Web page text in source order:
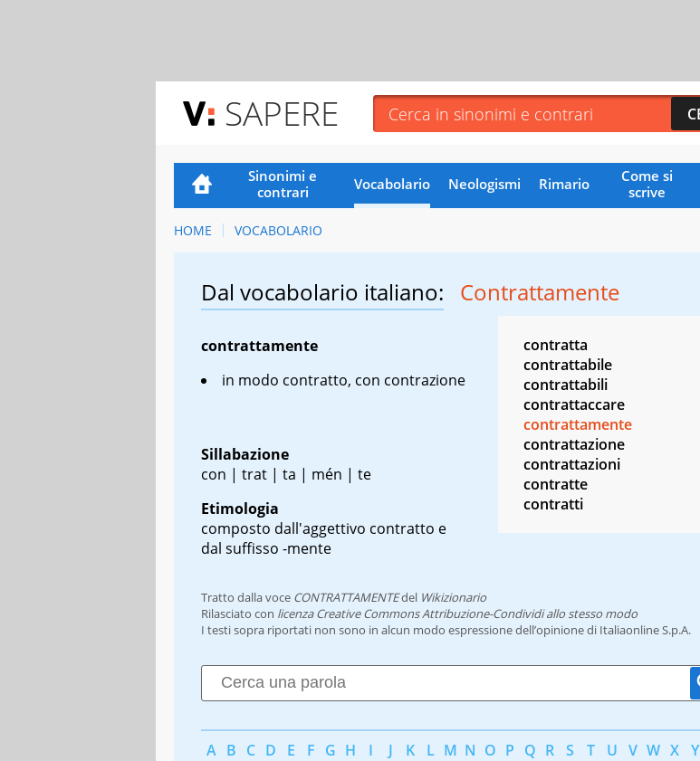
SAPERE
Sinonimi e
contrari
Vocabolario Neologismi Rimario
Come si
scrive
HOME VOCABOLARIO
Dal vocabolario italiano: Contrattamente
contrattamente
in modo contratto, con contrazione
Sillabazione
con | trat | ta | mén | te
Etimologia
composto dall'aggettivo contratto e
dal suffisso -mente
contratta
contrattabile
contrattabili
contrattaccare
contrattamente
contrattazione
contrattazioni
contratte
contratti
Tratto dalla voce CONTRATTAMENTEdel Wikizionario
Rilasciato con licenza Creative Commons Attribuzione-Condividi allo stesso modo
I testi sopra riportati non sono in alcun modo espressione dell’opinione di Italiaonline S.p.A.
A B C D E F G H I J K L M N O P Q R S T U V W X Y